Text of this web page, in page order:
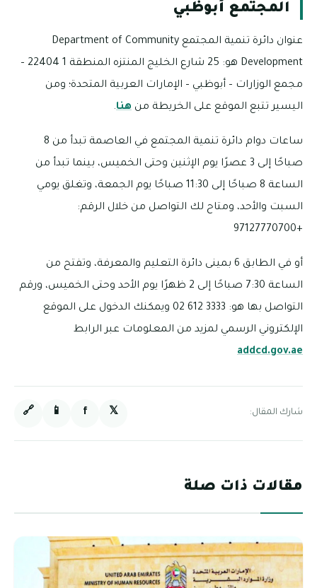
المجتمع أبوظبي
عنوان دائرة تنمية المجتمع Department of Community
Development هو: 25 شارع الخليج المنتزه المنطقة 1 22404 –
مجمع الوزارات – أبوظبي – الإمارات العربية المتحدة؛ ومن
اليسير تتبع الموقع على الخريطة من هنا.
ساعات دوام دائرة تنمية المجتمع في العاصمة تبدأ من 8
صباحًا إلى 3 عصرًا يوم الإثنين وحتى الخميس، بينما تبدأ من
الساعة 8 صباحًا إلى 11:30 صباحًا يوم الجمعة، وتغلق يومي
السبت والأحد، ومتاح لك التواصل من خلال الرقم:
+97127770700
أو في الطابق 6 بمينى دائرة التعليم والمعرفة، وتفتح من
الساعة 7:30 صباحًا إلى 2 ظهرًا يوم الأحد وحتى الخميس، ورقم
التواصل بها هو: 3333 612 02 ويمكنك الدخول على الموقع
الإلكتروني الرسمي لمزيد من المعلومات عبر الرابط
addcd.gov.ae
شارك المقال: 𝕏
f
📱
🔗
مقالات ذات صلة